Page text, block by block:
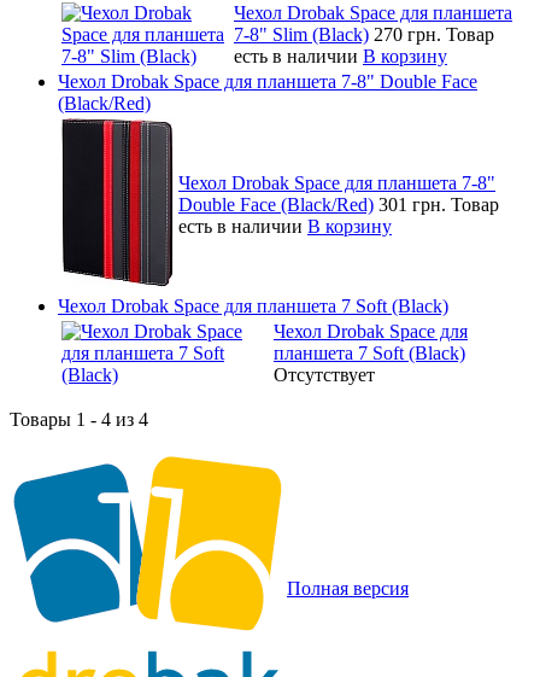
Чехол Drobak Space для планшета
7-8" Slim (Black) 270 грн. Товар
есть в наличии В корзину
Чехол Drobak Space для планшета 7-8" Double Face
(Black/Red)
Чехол Drobak Space для планшета 7-8"
Double Face (Black/Red) 301 грн. Товар
есть в наличии В корзину
Чехол Drobak Space для планшета 7 Soft (Black)
Чехол Drobak Space для
планшета 7 Soft (Black)
Отсутствует
Товары 1 - 4 из 4
Полная версия